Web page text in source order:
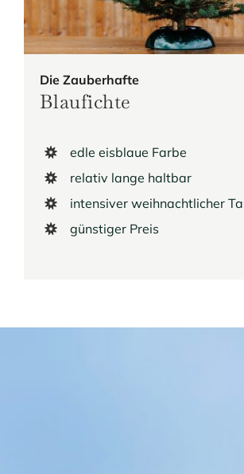
Die Zauberhafte
Blaufichte
edle eisblaue Farbe
relativ lange haltbar
intensiver weihnachtlicher
günstiger Preis